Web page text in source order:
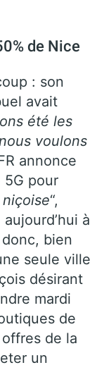
de Nice
: son
avait
été les
voulons
annonce
5G pour
niçoise“,
à
bien
seule ville
désirant
mardi
de
de la
un